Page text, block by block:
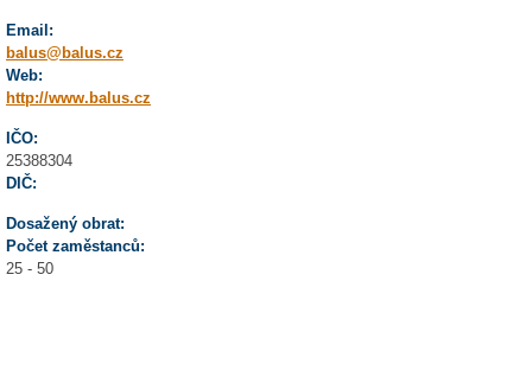
Email:
balus@balus.cz
Web:
http://www.balus.cz
IČO:
25388304
DIČ:
Dosažený obrat:
Počet zaměstanců:
25 - 50